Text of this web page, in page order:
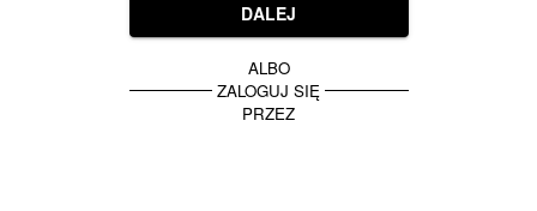
DALEJ
ALBO
ZALOGUJ SIĘ
PRZEZ